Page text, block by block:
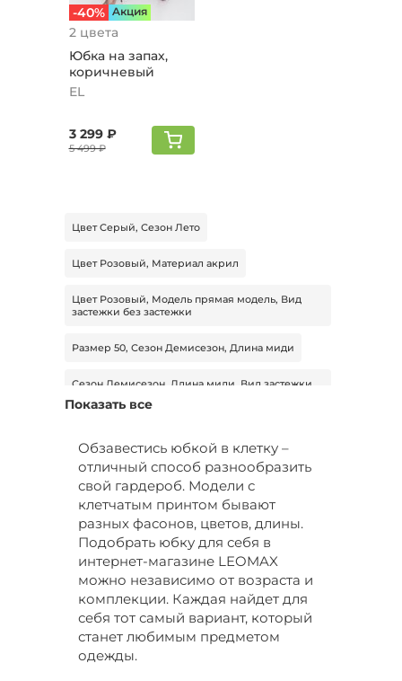
-40% Aкция
2 цвета
Юбка на запах,
коричневый
EL
3 299 ₽
5 499 ₽
Цвет Серый, Сезон Лето
Цвет Розовый, Материал акрил
Цвет Розовый, Модель прямая модель, Вид
застежки без застежки
Размер 50, Сезон Демисезон, Длина миди
Сезон Демисезон, Длина миди, Вид застежки
Цвет Фиолетовый, Размер 56, Сезон
Демисезон
Цвет Фиолетовый, Размер 54, Длина миди
Размер 44, Сезон Лето, Длина миди
Цвет Серый, Размер 42, Длина макси
Цвет Белый, Размер 52, Сезон Демисезон
Цвет Черный, Размер 62, Сезон Демисезон
Показать все
Обзавестись юбкой в клетку –
отличный способ разнообразить
свой гардероб. Модели с
клетчатым принтом бывают
разных фасонов, цветов, длины.
Подобрать юбку для себя в
интернет-магазине LEOMAX
можно независимо от возраста и
комплекции. Каждая найдет для
себя тот самый вариант, который
станет любимым предметом
одежды.